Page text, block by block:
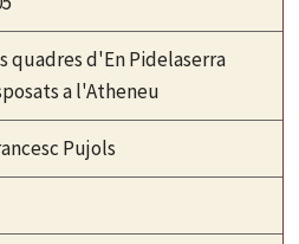
quadres d'En Pidelaserra
a l'Atheneu
Pujols